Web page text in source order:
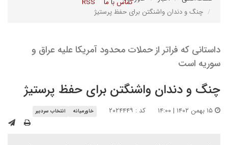
تماس با ما RSS
چنگ و دندان واشنگتن برای حفظ پرستیژ
داستانی که فراتر از حملات محدود آمریکا علیه عراق و
سوریه است
چنگ و دندان واشنگتن برای حفظ پرستیژ
کد : ۲۰۲۴۴۴۹ خاورمیانه انتخاب سردبیر